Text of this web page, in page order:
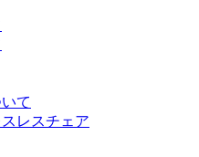
て
レスチェア